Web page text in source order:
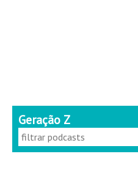
Geração Z